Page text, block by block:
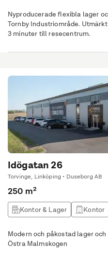
Nyproducerade flexibla lager
Tornby Industriområde.
3 minuter till resecentrum.
Idögatan 26
Torvinge, Linköping • Duseborg AB
250 m²
Kontor & Lager Kontor
Modern och påkostad lager
Östra Malmskogen